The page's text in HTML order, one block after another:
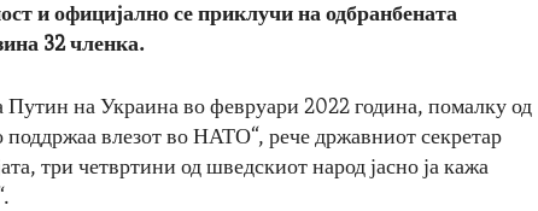
и официјално се приклучи на одбранбената
32 членка.
Путин на Украина во февруари 2022 година, помалку од
поддржаа влезот во НАТО“, рече државниот секретар
три четвртини од шведскиот народ јасно ја кажа